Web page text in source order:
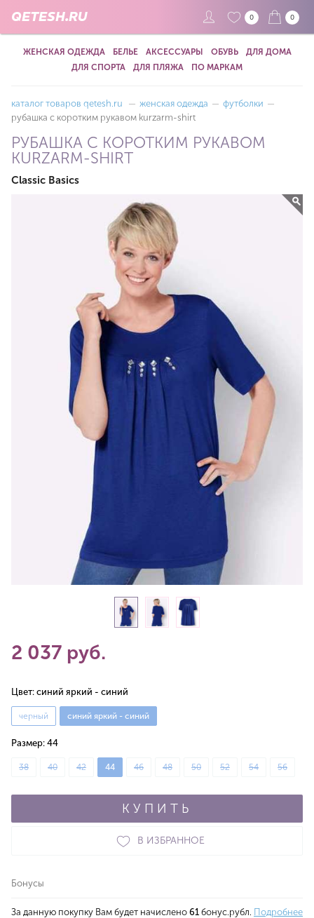
QETESH.RU 0 0
ЖЕНСКАЯ ОДЕЖДА БЕЛЬЕ АКСЕССУАРЫ ОБУВЬ
ДЛЯ ДОМА
ДЛЯ СПОРТА
ДЛЯ ПЛЯЖА ПО МАРКАМ
каталог товаров qetesh.ru — женская одежда — футболки —
рубашка с коротким рукавом kurzarm-shirt
РУБАШКА С КОРОТКИМ РУКАВОМ
KURZARM-SHIRT
Classic Basics
2 037 руб.
Цвет: синий яркий - синий
черный синий яркий - синий
Размер: 44
38 40 42 44 46 48 50 52 54 56
КУПИТЬ
В ИЗБРАННОЕ
Бонусы
За данную покупку Вам будет начислено 61 бонус.рубл. Подробнее